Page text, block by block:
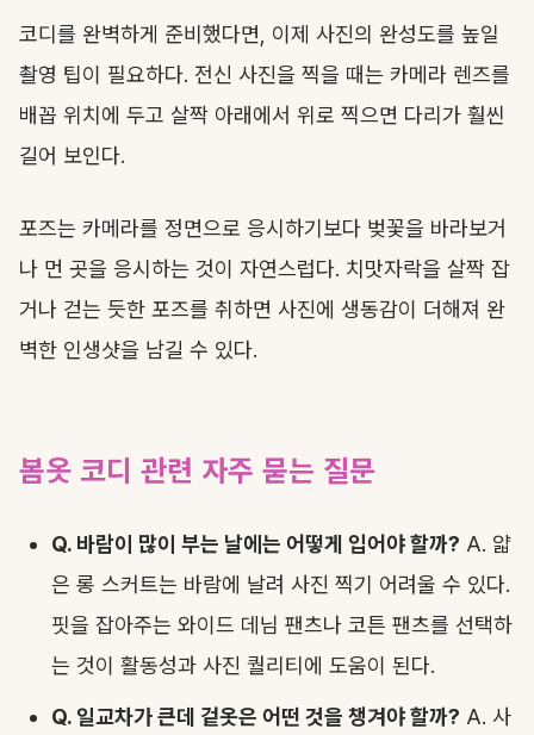
코디를 완벽하게 준비했다면, 이제 사진의 완성도를 높일
촬영 팁이 필요하다. 전신 사진을 찍을 때는 카메라 렌즈를
배꼽 위치에 두고 살짝 아래에서 위로 찍으면 다리가 훨씬
길어 보인다.
포즈는 카메라를 정면으로 응시하기보다 벚꽃을 바라보거
나 먼 곳을 응시하는 것이 자연스럽다. 치맛자락을 살짝 잡
거나 걷는 듯한 포즈를 취하면 사진에 생동감이 더해져 완
벽한 인생샷을 남길 수 있다.
봄옷 코디 관련 자주 묻는 질문
Q. 바람이 많이 부는 날에는 어떻게 입어야 할까? A. 얇
은 롱 스커트는 바람에 날려 사진 찍기 어려울 수 있다.
핏을 잡아주는 와이드 데님 팬츠나 코튼 팬츠를 선택하
는 것이 활동성과 사진 퀄리티에 도움이 된다.
Q. 일교차가 큰데 겉옷은 어떤 것을 챙겨야 할까? A. 사